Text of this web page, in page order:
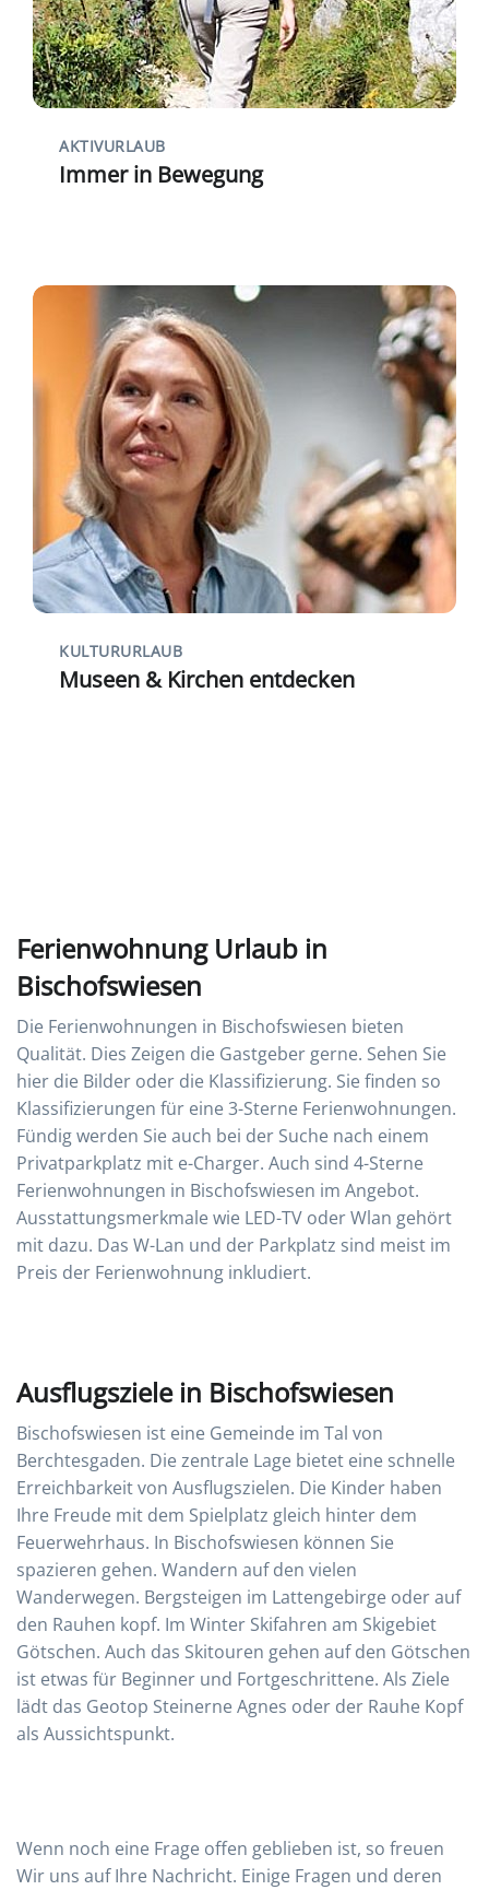
AKTIVURLAUB
Immer in Bewegung
KULTURURLAUB
Museen & Kirchen entdecken
Ferienwohnung Urlaub in
Bischofswiesen
Die Ferienwohnungen in Bischofswiesen bieten
Qualität. Dies Zeigen die Gastgeber gerne. Sehen Sie
hier die Bilder oder die Klassifizierung. Sie finden so
Klassifizierungen für eine 3-Sterne Ferienwohnungen.
Fündig werden Sie auch bei der Suche nach einem
Privatparkplatz mit e-Charger. Auch sind 4-Sterne
Ferienwohnungen in Bischofswiesen im Angebot.
Ausstattungsmerkmale wie LED-TV oder Wlan gehört
mit dazu. Das W-Lan und der Parkplatz sind meist im
Preis der Ferienwohnung inkludiert.
Ausflugsziele in Bischofswiesen
Bischofswiesen ist eine Gemeinde im Tal von
Berchtesgaden. Die zentrale Lage bietet eine schnelle
Erreichbarkeit von Ausflugszielen. Die Kinder haben
Ihre Freude mit dem Spielplatz gleich hinter dem
Feuerwehrhaus. In Bischofswiesen können Sie
spazieren gehen. Wandern auf den vielen
Wanderwegen. Bergsteigen im Lattengebirge oder auf
den Rauhen kopf. Im Winter Skifahren am Skigebiet
Götschen. Auch das Skitouren gehen auf den Götschen
ist etwas für Beginner und Fortgeschrittene. Als Ziele
lädt das Geotop Steinerne Agnes oder der Rauhe Kopf
als Aussichtspunkt.
Wenn noch eine Frage offen geblieben ist, so freuen
Wir uns auf Ihre Nachricht. Einige Fragen und deren